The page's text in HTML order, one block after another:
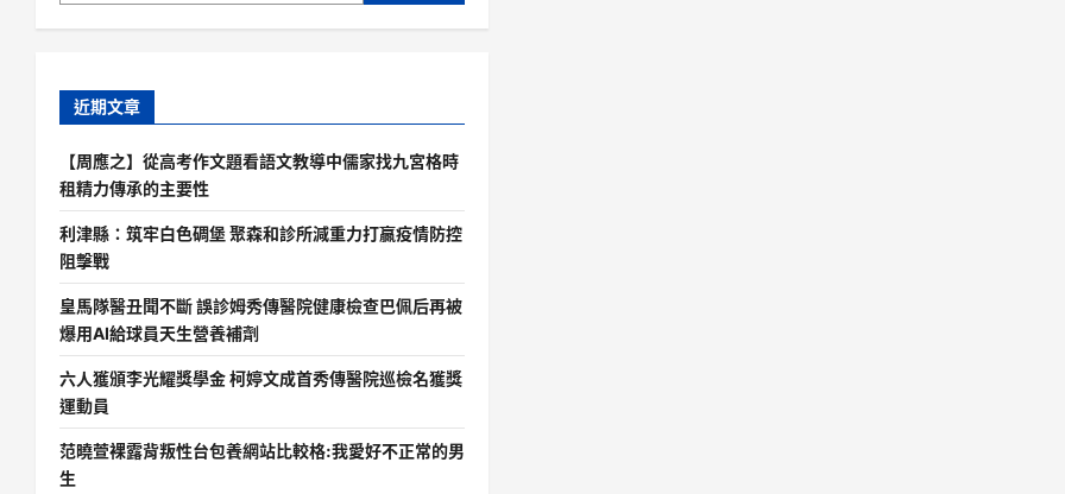
近期文章
【周應之】從高考作文題看語文教導中儒家找九宮格時
租精力傳承的主要性
利津縣：筑牢白色碉堡 聚森和診所減重力打贏疫情防控
阻擊戰
皇馬隊醫丑聞不斷 誤診姆秀傳醫院健康檢查巴佩后再被
爆用AI給球員天生營養補劑
六人獲頒李光耀獎學金 柯婷文成首秀傳醫院巡檢名獲獎
運動員
范曉萱裸露背叛性台包養網站比較格:我愛好不正常的男
生